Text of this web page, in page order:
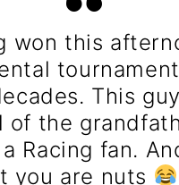
won this
This
of the
Racing fan.
you are nuts